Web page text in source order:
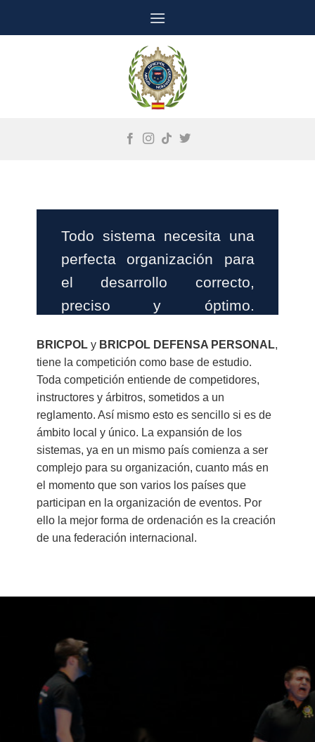
Todo sistema necesita una
perfecta organización para
el desarrollo correcto,
preciso y óptimo.
federativa que hace posible
que BRICPOL y BRICPOL
SPORT ya haya conseguido
realizar varios torneos,
congresos y campeonatos.
BRICPOL y BRICPOL DEFENSA PERSONAL,
tiene la competición como base de estudio.
Toda competición entiende de competidores,
instructores y árbitros, sometidos a un
reglamento. Así mismo esto es sencillo si es de
ámbito local y único. La expansión de los
sistemas, ya en un mismo país comienza a ser
complejo para su organización, cuanto más en
el momento que son varios los países que
participan en la organización de eventos. Por
ello la mejor forma de ordenación es la creación
de una federación internacional.